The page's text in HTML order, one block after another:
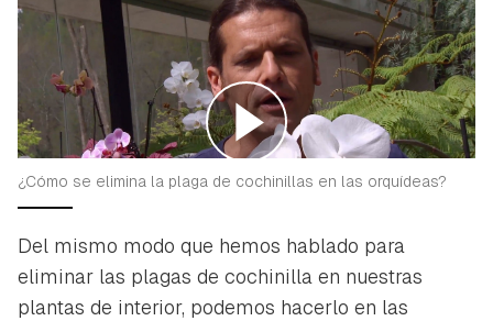
¿Cómo se elimina la plaga de cochinillas en las orquídeas?
Del mismo modo que hemos hablado para
eliminar las plagas de cochinilla en nuestras
plantas de interior, podemos hacerlo en las